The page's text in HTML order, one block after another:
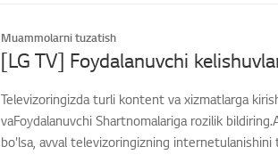
Muammolarni tuzatish
Televizoringizda turli kontent va xizmatlarga
vaFoydalanuvchi Shartnomalariga rozilik
bo'lsa, avval televizoringizning internetulanishini